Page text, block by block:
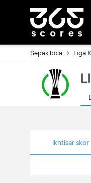
Sepak bola Liga
Ikhtisar skor